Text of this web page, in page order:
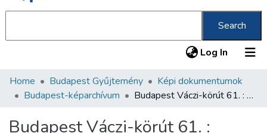
Search
Log In (current)
Communities & Collections
Statistics
Home Budapest Gyűjtemény
Képi dokumentumok
Budapest-képarchívum
Budapest Váczi-körút 61. : Wohn-und Geschäftshaus Weinreb & Spiegel Arch. = Maison de rapport = Dwelling-house with shops /
Budapest Váczi-körút 61. :